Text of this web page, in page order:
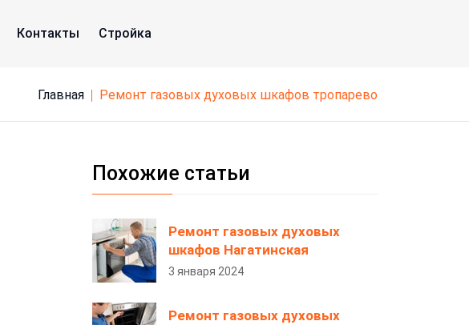
Контакты Стройка
Главная ремонт газовых духовых шкафов тропарево
Похожие статьи
Ремонт газовых духовых
шкафов Нагатинская
3 января 2024
Ремонт газовых духовых